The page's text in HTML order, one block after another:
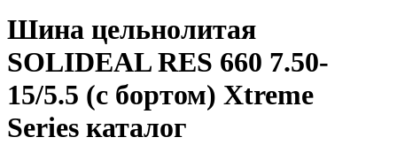
Шина цельнолитая
SOLIDEAL RES 660 7.50-
15/5.5 (с бортом) Xtreme
Series каталог